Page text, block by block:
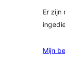
Er zijn
Mijn